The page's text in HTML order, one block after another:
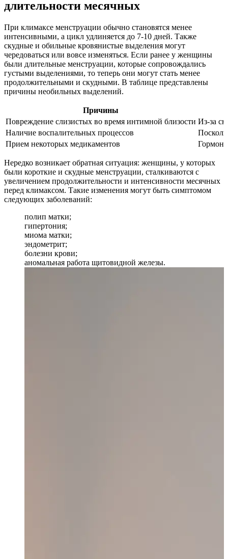
длительности месячных
При климаксе менструации обычно становятся менее
интенсивными, а цикл удлиняется до 7-10 дней. Также
скудные и обильные кровянистые выделения могут
чередоваться или вовсе изменяться. Если ранее у женщины
были длительные менструации, которые сопровождались
густыми выделениями, то теперь они могут стать менее
продолжительными и скудными. В таблице представлены
причины необильных выделений.
Причины
Повреждение слизистых во время интимной близости Из-за
Наличие воспалительных процессов
Прием некоторых медикаментов
Нередко возникает обратная ситуация: женщины, у которых
были короткие и скудные менструации, сталкиваются с
увеличением продолжительности и интенсивности месячных
перед климаксом. Такие изменения могут быть симптомом
следующих заболеваний:
полип матки;
гипертония;
миома матки;
эндометрит;
болезни крови;
аномальная работа щитовидной железы.